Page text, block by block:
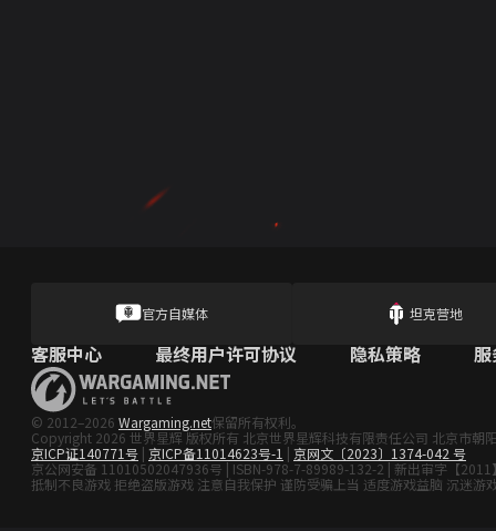
官方自媒体 坦克营地
客服中心 最终用户许可协议 隐私策略
© 2012–2026 Wargaming.net保留所有权利。
Copyright 2026 世界星辉 版权所有 北京世界星辉科技有限责任公司 北京市朝
京ICP证140771号 | 京ICP备11014623号-1 | 京网文〔2023〕1374-042 号
京公网安备 11010502047936号 | ISBN-978-7-89989-132-2 | 新出审字【
抵制不良游戏 拒绝盗版游戏 注意自我保护 谨防受骗上当 适度游戏益脑 沉迷游